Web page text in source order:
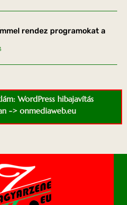
rendez programokat a
WordPress hibajavítás
-> onmediaweb.eu